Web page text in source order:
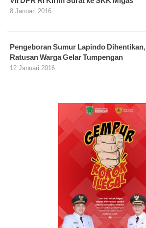
8 Januari 2016
Pengeboran Sumur Lapindo Dihentikan,
Ratusan Warga Gelar Tumpengan
12 Januari 2016